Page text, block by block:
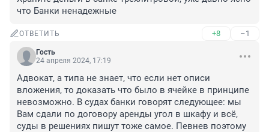
что Банки ненадежные
ОТВЕТИТЬ +8 –1
Гость
24 апреля 2024, 17:19
Адвокат, а типа не знает, что если нет описи
вложения, то доказать что было в ячейке в принципе
невозможно. В судах банки говорят следующее: мы
Вам сдали по договору аренды угол в шкафу и всё,
суды в решениях пишут тоже самое. Певнев поэтому